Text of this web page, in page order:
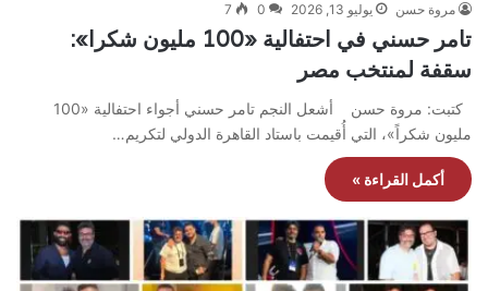
مروة حسن يوليو 13, 2026 0
7
تامر حسني في احتفالية «100 مليون شكرا»:
سقفة لمنتخب مصر
كتبت: مروة حسن أشعل النجم تامر حسني أجواء احتفالية «100
مليون شكراً»، التي أُقيمت باستاد القاهرة الدولي لتكريم…
أكمل القراءة »